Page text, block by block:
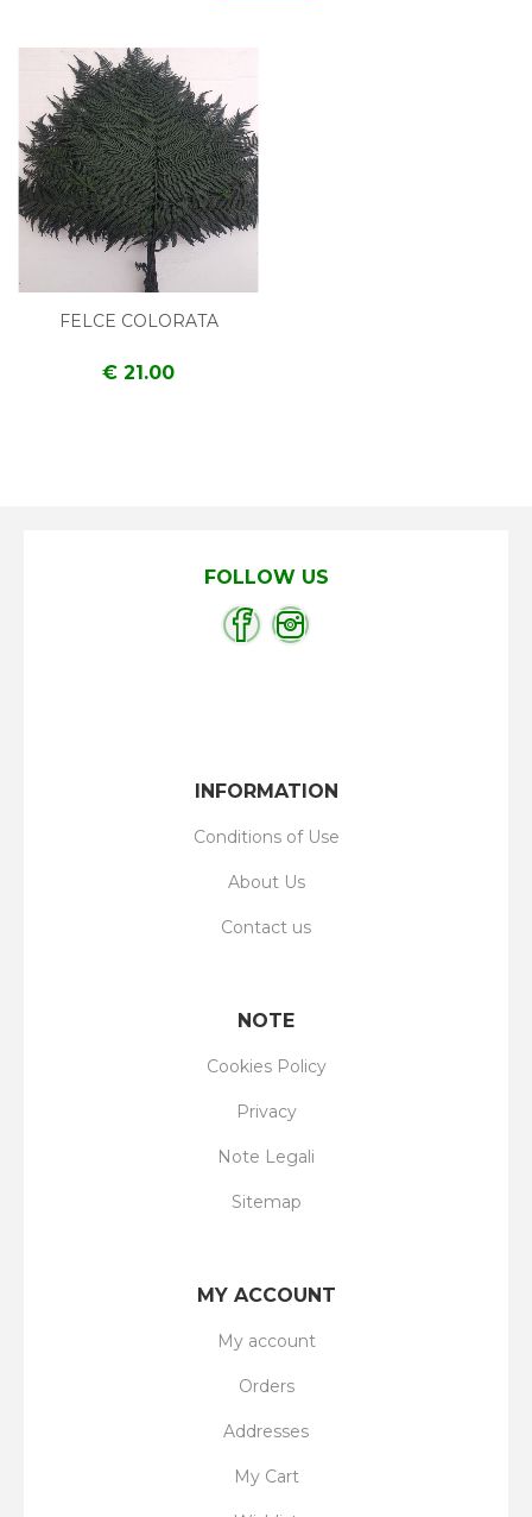
FELCE COLORATA
€ 21.00
FOLLOW US
INFORMATION
Conditions of Use
About Us
Contact us
NOTE
Cookies Policy
Privacy
Note Legali
Sitemap
MY ACCOUNT
My account
Orders
Addresses
My Cart